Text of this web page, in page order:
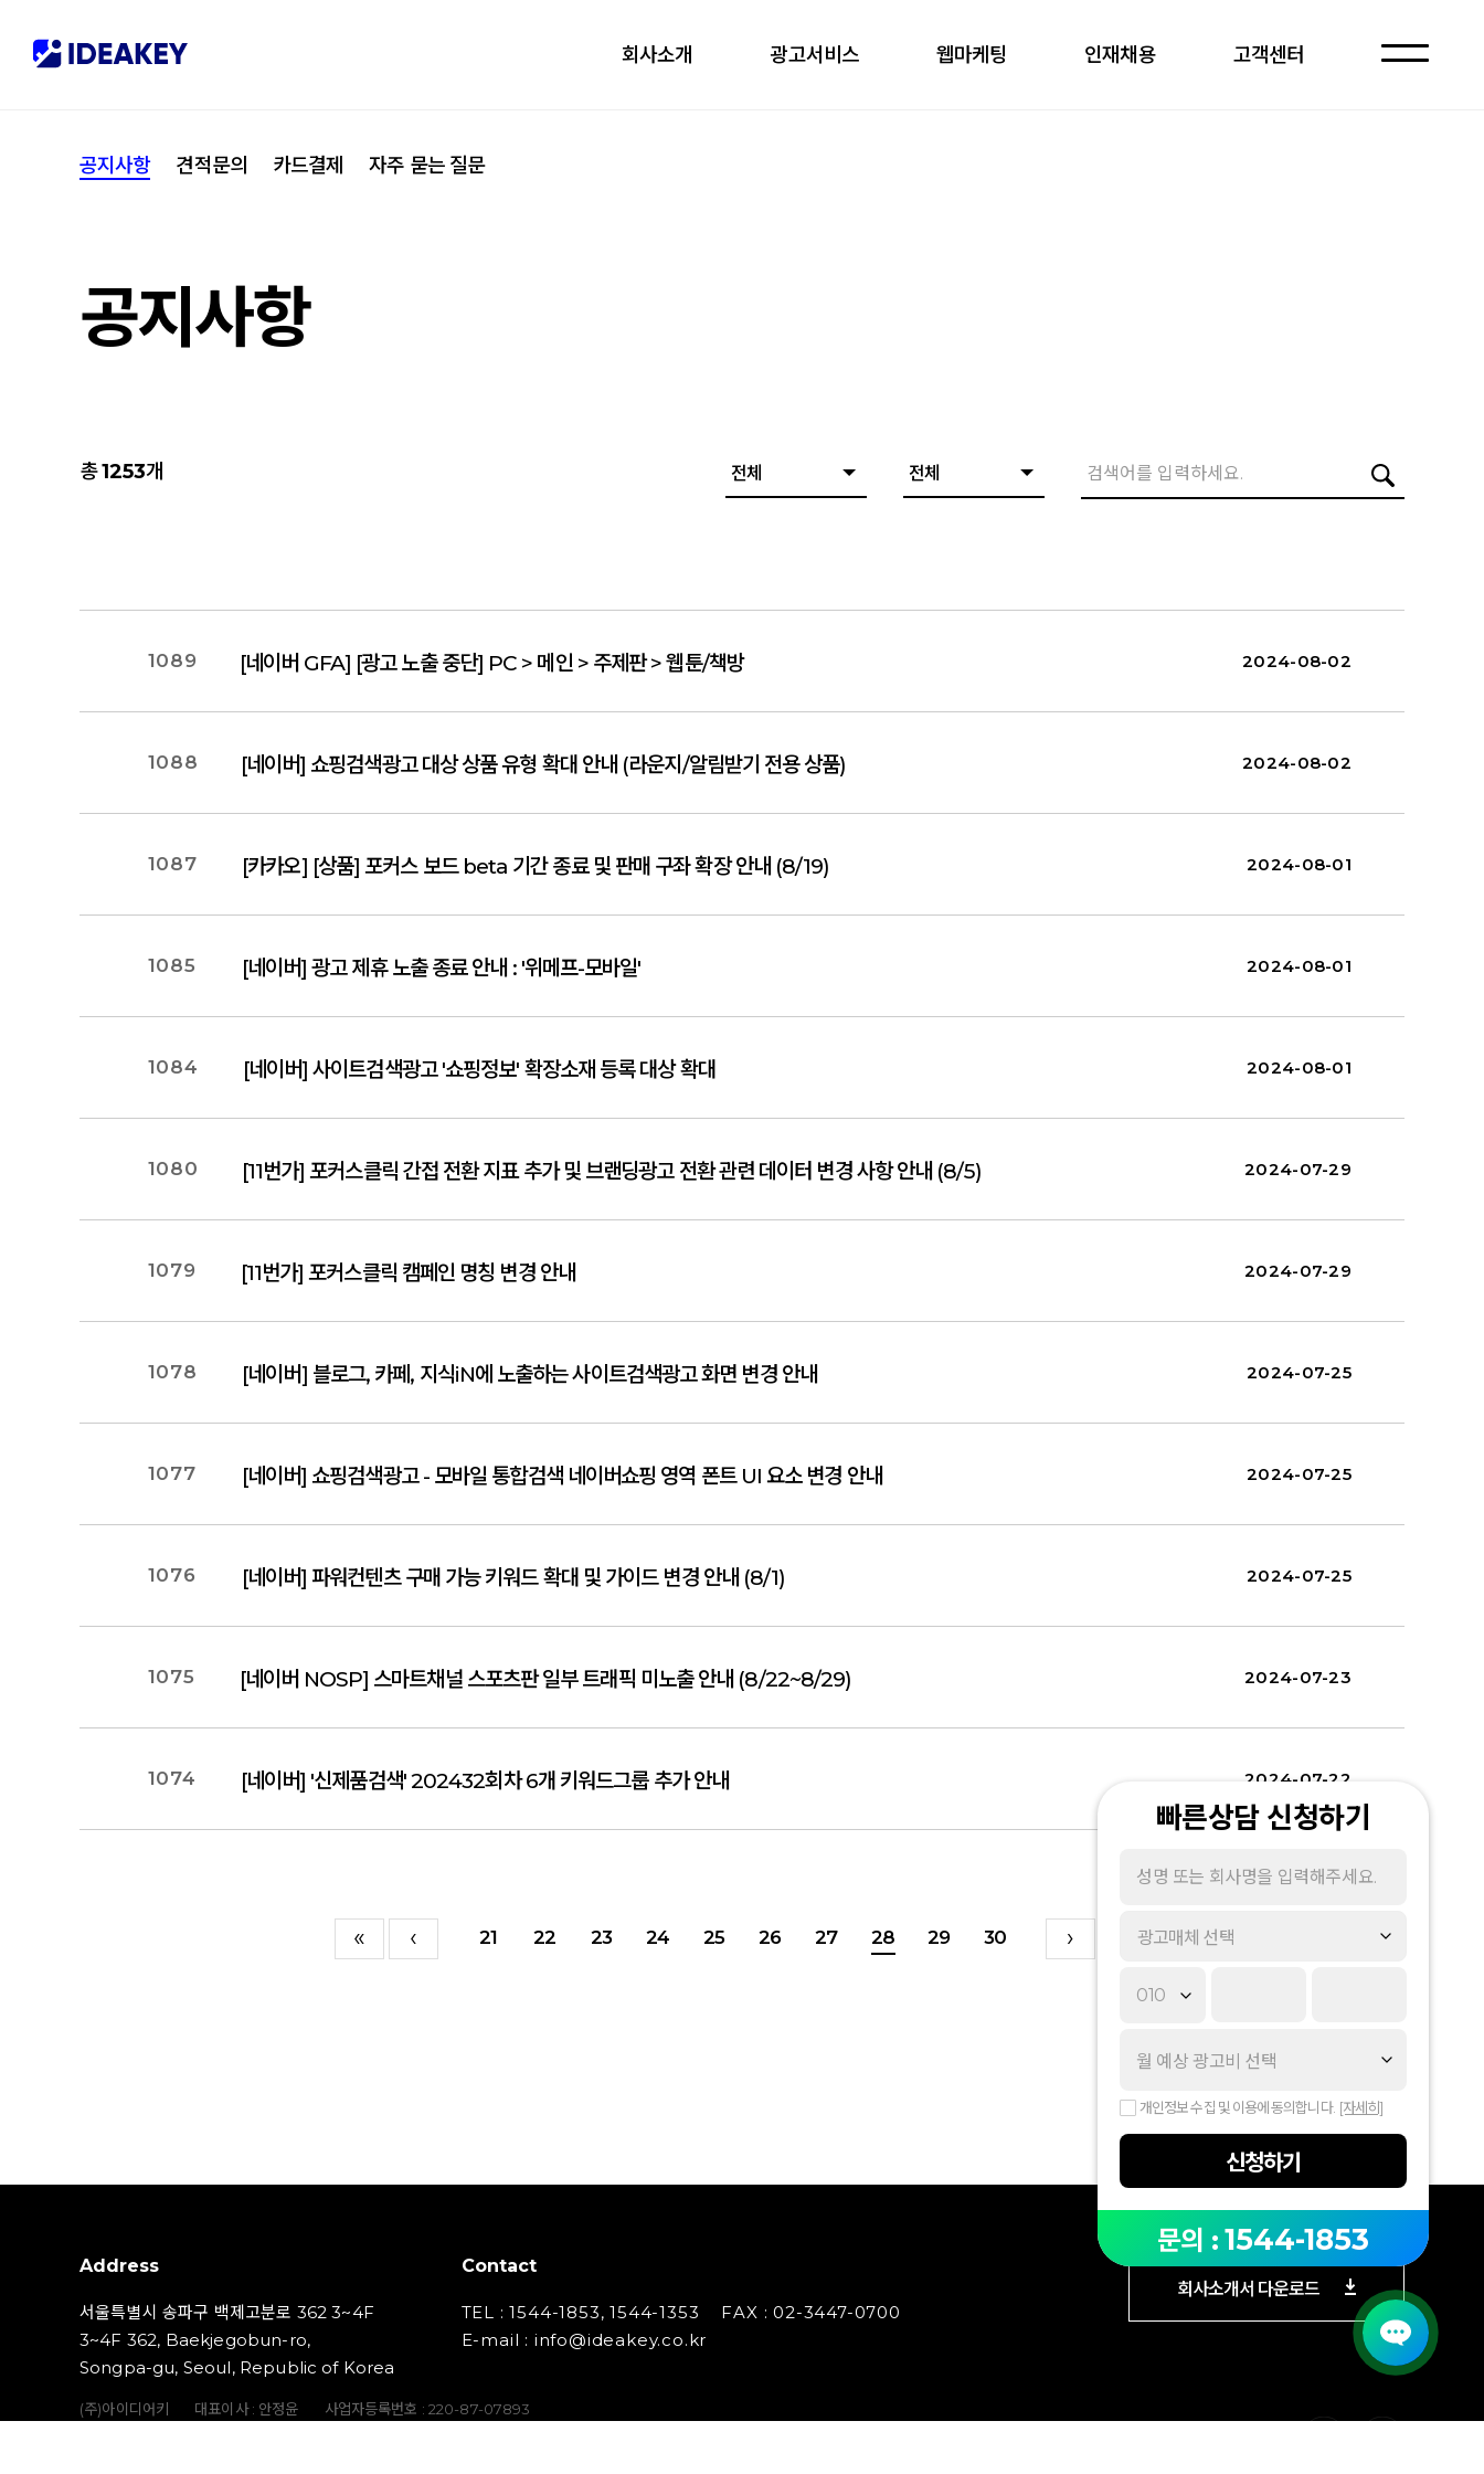
자주 묻는 질문
회사소개 광고서비스 웹마케팅 인재채용 고객센터
빠른상담 신청하기
광고매체 선택
개인정보 수집 및 이용에 동의합니다. [자세히]
신청하기
문의 : 1544-1853
공지사항 견적문의 카드결제 자주 묻는 질문
공지사항
총1253개 전체 전체
1089 [네이버 GFA] [광고 노출 중단] PC > 메인 > 주제판 > 웹툰/책방 2024-08-02
1088 [네이버] 쇼핑검색광고 대상 상품 유형 확대 안내 (라운지/알림받기 전용 상품) 2024-08-02
1087 [카카오] [상품] 포커스 보드 beta 기간 종료 및 판매 구좌 확장 안내 (8/19) 2024-08-01
1085 [네이버] 광고 제휴 노출 종료 안내 : '위메프-모바일' 2024-08-01
1084 [네이버] 사이트검색광고 '쇼핑정보' 확장소재 등록 대상 확대 2024-08-01
1080 [11번가] 포커스클릭 간접 전환 지표 추가 및 브랜딩광고 전환 관련 데이터 변경 사항 안내 (8/5) 2024-07-29
1079 [11번가] 포커스클릭 캠페인 명칭 변경 안내 2024-07-29
1078 [네이버] 블로그, 카페, 지식iN에 노출하는 사이트검색광고 화면 변경 안내 2024-07-25
1077 [네이버] 쇼핑검색광고 - 모바일 통합검색 네이버쇼핑 영역 폰트 UI 요소 변경 안내 2024-07-25
1076 [네이버] 파워컨텐츠 구매 가능 키워드 확대 및 가이드 변경 안내 (8/1) 2024-07-25
1075 [네이버 NOSP] 스마트채널 스포츠판 일부 트래픽 미노출 안내 (8/22~8/29) 2024-07-23
1074 [네이버] '신제품검색' 202432회차 6개 키워드그룹 추가 안내 2024-07-22
21 22 23 24 25 26 27 28 29 30
Address
서울특별시 송파구 백제고분로 362 3~4F
3~4F 362, Baekjegobun-ro,
Songpa-gu, Seoul, Republic of Korea
Contact
TEL : 1544-1853, 1544-1353
FAX : 02-3447-0700
E-mail : info@ideakey.co.kr
(주)아이디어키 대표이사 : 안정윤
사업자등록번호 : 220‍-87-07893
회사소개서 다운로드